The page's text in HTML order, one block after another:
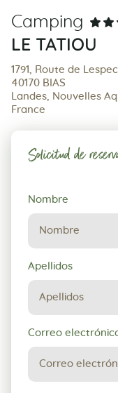
Camping
LE TATIOU
1791, Route de
40170 BIAS
Landes, Nouvelles
France
Solicitud de
Solicitud
de
reserva
Nombre
Apellidos
Correo